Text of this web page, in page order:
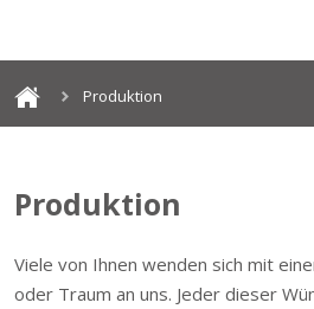
Produktion
Produktion
Viele von Ihnen wenden sich mit
oder Traum an uns. Jeder dieser